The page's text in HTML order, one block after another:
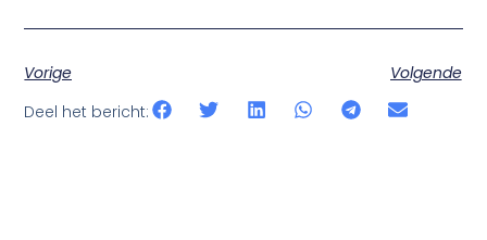
Vorige
Volgende
Deel het bericht: